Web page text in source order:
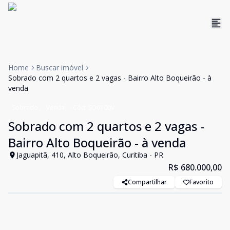
Home
Buscar imóvel
Sobrado com 2 quartos e 2 vagas - Bairro Alto Boqueirão - à
venda
Sobrado com 2 quartos e 2 vagas -
Bairro Alto Boqueirão - à venda
Jaguapitã, 410, Alto Boqueirão, Curitiba - PR
R$ 680.000,00
Compartilhar Favorito